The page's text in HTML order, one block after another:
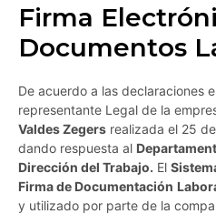
Firma
Documentos
De acuerdo a las declaraciones
representante Legal de la
Valdes Zegers realizada el 25
dando respuesta al
Dirección del Trabajo. El
Firma de Documentación
y utilizado por parte de la